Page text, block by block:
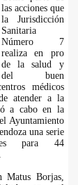
las acciones que
la Jurisdicción
Sanitaria
Número 7
realiza en pro
de la salud y
del buen
médicos
atender a la
a cabo en la
Ayuntamiento
una serie
para 44
Matus Borjas,